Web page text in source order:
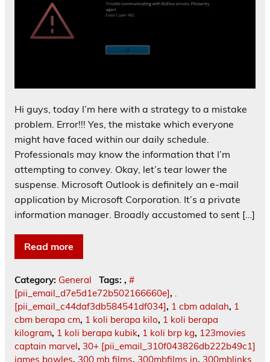
Hi guys, today I’m here with a strategy to a mistake
problem. Error!!! Yes, the mistake which everyone
might have faced within our daily schedule.
Professionals may know the information that I’m
attempting to convey. Okay, let’s tear lower the
suspense. Microsoft Outlook is definitely an e-mail
application by Microsoft Corporation. It’s a private
information manager. Broadly accustomed to sent […]
Read more
Category: General Tags: , #
[pii_email_d7e5d1e72b502166660e], .
[pii_email_c44daf3db584541df034], 1 cbm adalah, 1
cbm berapa cm, 1 koli berapa kilo, 1 koli berapa
kilogram, 1 koli berapa kubik, 1 koli brp kg, 123movies
captain marvel, 30+ [pii_email_310f043826db222b49c1]
james bowles, 300 mb films, 300mbfilms in, 300mblinks